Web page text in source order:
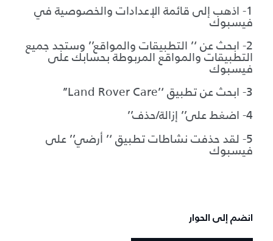
1- اذهب إلى قائمة الإعدادات والخصوصية في
فيسبوك
2- ابحث عن ‘’ التطبيقات والمواقع’’ وستجد جميع
التطبيقات والمواقع المربوطة بحسابك على
فيسبوك
3- ابحث عن تطبيق ‘’Land Rover Care’’
4- اضغط على’’ إزالة/حذف’’
5- لقد حذفت نشاطات تطبيق ‘’ أرضي’’ على
فيسبوك
انضم إلى الحوار